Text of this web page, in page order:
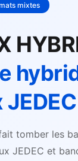
mixtes
fait tomber les
JEDEC et